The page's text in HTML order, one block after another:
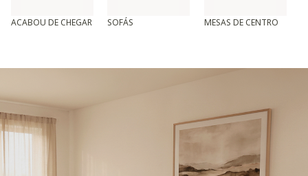
ACABOU DE CHEGAR SOFÁS MESAS DE CENTRO